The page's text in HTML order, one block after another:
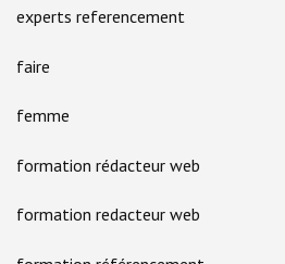
experts referencement
faire
femme
formation rédacteur web
formation redacteur web